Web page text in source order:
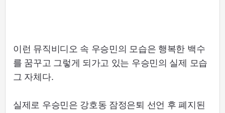
이런 뮤직비디오 속 우승민의 모습은 행복한 백수
를 꿈꾸고 그렇게 되가고 있는 우승민의 실제 모습
그 자체다.
실제로 우승민은 강호동 잠정은퇴 선언 후 폐지된